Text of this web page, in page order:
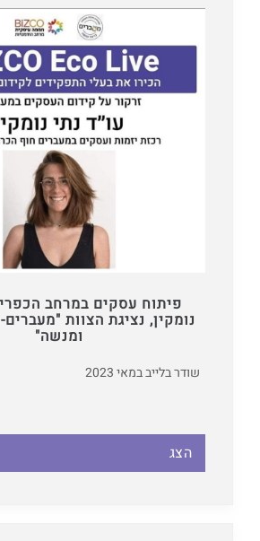
פיתוח עסקים במרחב
נומקין, נציגת הצוות
ומנשה"
שודר בלייב במאי 2023
הצג